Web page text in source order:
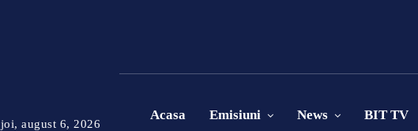
joi, august 6, 2026
Acasa Emisiuni News BIT TV